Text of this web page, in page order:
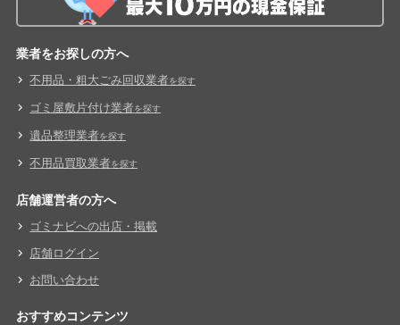
業者をお探しの方へ
不用品・粗大ごみ回収業者を探す
ゴミ屋敷片付け業者を探す
遺品整理業者を探す
不用品買取業者を探す
店舗運営者の方へ
ゴミナビへの出店・掲載
店舗ログイン
お問い合わせ
おすすめコンテンツ